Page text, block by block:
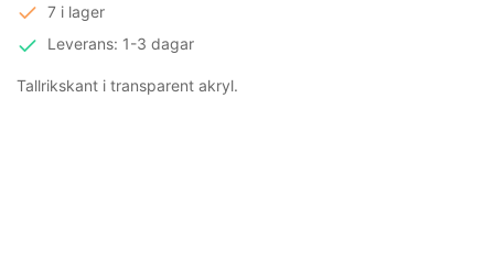
7 i lager
Leverans: 1-3 dagar
Tallrikskant i transparent akryl.